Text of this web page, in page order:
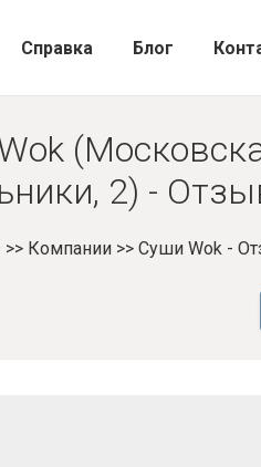
Справка Блог
2) -
>> Компании>> Суши Wok -